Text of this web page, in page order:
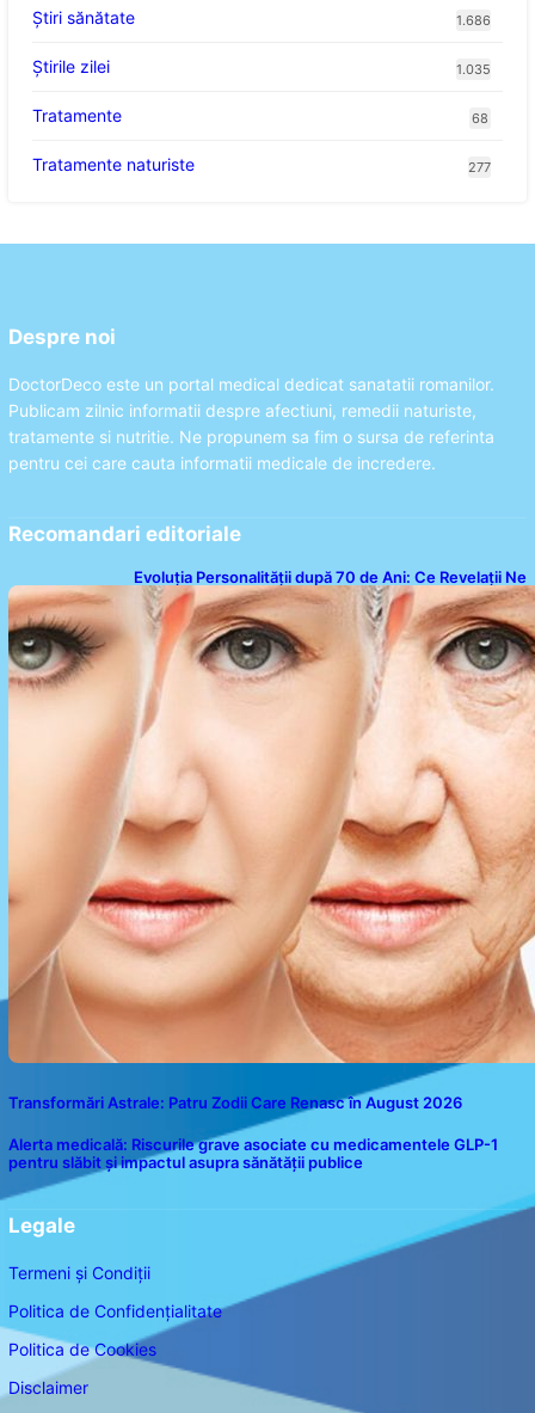
Ştiri sănătate 1.686
Știrile zilei 1.035
Tratamente 68
Tratamente naturiste 277
Despre noi
DoctorDeco este un portal medical dedicat sanatatii romanilor.
Publicam zilnic informatii despre afectiuni, remedii naturiste,
tratamente si nutritie. Ne propunem sa fim o sursa de referinta
pentru cei care cauta informatii medicale de incredere.
Recomandari editoriale
Evoluția Personalității după 70 de Ani: Ce Revelații Ne
Oferă Studiile Psihologice
Transformări Astrale: Patru Zodii Care Renasc în August 2026
Alerta medicală: Riscurile grave asociate cu medicamentele GLP-1
pentru slăbit și impactul asupra sănătății publice
Legale
Termeni și Condiții
Politica de Confidențialitate
Politica de Cookies
Disclaimer